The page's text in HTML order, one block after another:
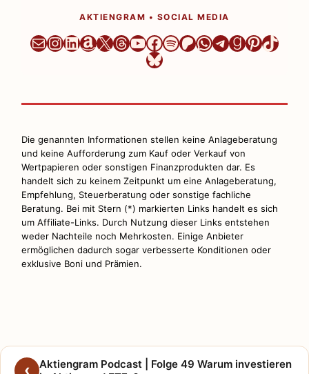
AKTIENGRAM • SOCIAL MEDIA
Newsletter
Instagram
LinkedIn
Amazon
X Threads
YouTube
Facebook
Spotify
Patreon
WhatsApp
Telegram
Bluesky
Die genannten Informationen stellen keine Anlageberatung
und keine Aufforderung zum Kauf oder Verkauf von
Wertpapieren oder sonstigen Finanzprodukten dar. Es
handelt sich zu keinem Zeitpunkt um eine Anlageberatung,
Empfehlung, Steuerberatung oder sonstige fachliche
Beratung. Bei mit Stern (*) markierten Links handelt es sich
um Affiliate-Links. Durch Nutzung dieser Links entstehen
weder Nachteile noch Mehrkosten. Einige Anbieter
ermöglichen dadurch sogar verbesserte Konditionen oder
exklusive Boni und Prämien.
Aktiengram Podcast | Folge 49 Warum investieren